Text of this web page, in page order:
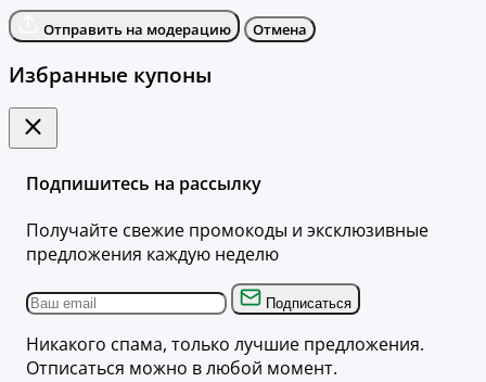
Отправить на модерацию Отмена
Избранные купоны
Подпишитесь на рассылку
Получайте свежие промокоды и эксклюзивные
предложения каждую неделю
Подписаться
Никакого спама, только лучшие предложения.
Отписаться можно в любой момент.